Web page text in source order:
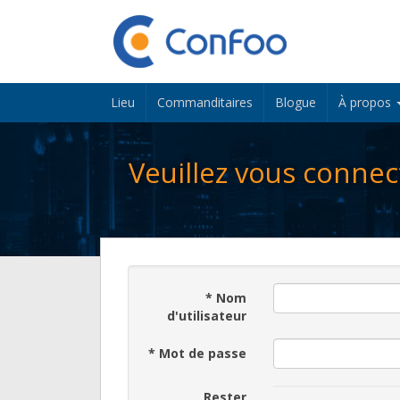
Lieu Commanditaires Blogue À propos
Veuillez vous
* Nom
d'utilisateur
* Mot de passe